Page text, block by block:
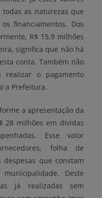
as naturezas que
financiamentos. Dos
R$ 15,9 milhões
significa que não há
conta. Também não
realizar o pagamento
a Prefeitura.
a apresentação da
28 milhões em dívidas
Esse valor
folha de
despesas que constam
Deste
já realizadas sem